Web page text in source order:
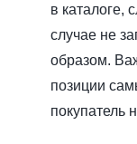
в каталоге,
случае не
образом.
позиции
покупатель